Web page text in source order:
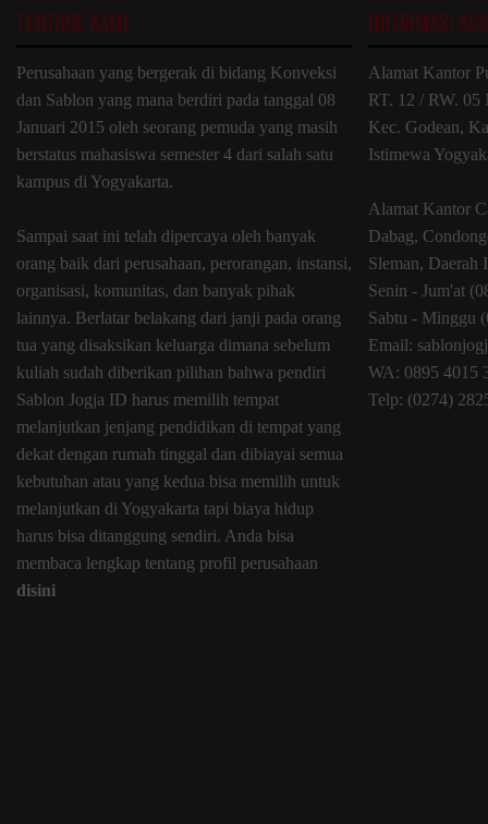
TENTANG KAMI
Perusahaan yang bergerak di bidang Konveksi
dan Sablon yang mana berdiri pada tanggal 08
Januari 2015 oleh seorang pemuda yang masih
berstatus mahasiswa semester 4 dari salah satu
kampus di Yogyakarta.
Sampai saat ini telah dipercaya oleh banyak
orang baik dari perusahaan, perorangan, instansi,
organisasi, komunitas, dan banyak pihak
lainnya. Berlatar belakang dari janji pada orang
tua yang disaksikan keluarga dimana sebelum
kuliah sudah diberikan pilihan bahwa pendiri
Sablon Jogja ID harus memilih tempat
melanjutkan jenjang pendidikan di tempat yang
dekat dengan rumah tinggal dan dibiayai semua
kebutuhan atau yang kedua bisa memilih untuk
melanjutkan di Yogyakarta tapi biaya hidup
harus bisa ditanggung sendiri. Anda bisa
membaca lengkap tentang profil perusahaan
disini
INFORMASI
Alamat Kantor
RT. 12 / RW. 05
Kec. Godean,
Istimewa
Alamat Kantor
Dabag,
Sleman, Daerah
Senin - Jum'at
Sabtu - Minggu
Email:
WA: 0895 4015
Telp: (0274)